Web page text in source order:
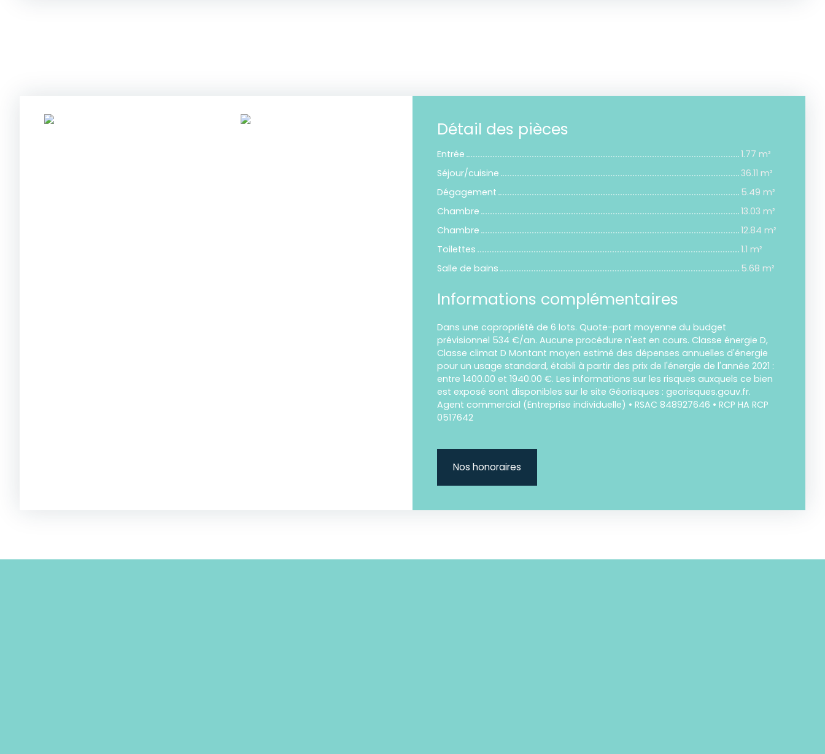
Détail des pièces
Entrée
1.77 m²
Séjour/cuisine
36.11 m²
Dégagement
5.49 m²
Chambre
13.03 m²
Chambre
12.84 m²
Toilettes
1.1 m²
Salle de bains
5.68 m²
Informations complémentaires
Dans une copropriété de 6 lots. Quote-part moyenne du budget
prévisionnel 534 €/an. Aucune procédure n'est en cours. Classe énergie D,
Classe climat D Montant moyen estimé des dépenses annuelles d'énergie
pour un usage standard, établi à partir des prix de l'énergie de l'année 2021 :
entre 1400.00 et 1940.00 €. Les informations sur les risques auxquels ce bien
est exposé sont disponibles sur le site Géorisques : georisques.gouv.fr.
Agent commercial (Entreprise individuelle) • RSAC 848927646 • RCP HA RCP
0517642
Nos honoraires